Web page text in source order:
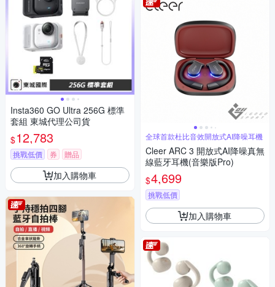
Insta360 GO Ultra 256G 標準
套組 東城代理公司貨
$12,783
挑戰低價 券 贈品
加入購物車
全球首款杜比音效開放式AI降噪耳機
Cleer ARC 3 開放式AI降噪真無
線藍牙耳機(音樂版Pro)
$4,699
挑戰低價
加入購物車